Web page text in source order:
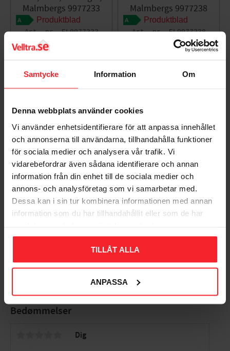
Samtycke Information Om
Denna webbplats använder cookies
Vi använder enhetsidentifierare för att anpassa innehållet
och annonserna till användarna, tillhandahålla funktioner
för sociala medier och analysera vår trafik. Vi
vidarebefordrar även sådana identifierare och annan
information från din enhet till de sociala medier och
annons- och analysföretag som vi samarbetar med.
Dessa kan i sin tur kombinera informationen med annan
information som du har tillhandahållit eller som de har
TILLÅT ALLA
ANPASSA
Bedømmelser
Dig
Malmbergs 9977233
Produktblad
EL9977233
Malmbergs 9977238
Produktblad
EL9977238
DKK
Vægarmatur Lule, IP54,
18W, 230V, Sølv,
Malmbergs 9977234
EL9977234
Gem som favorit